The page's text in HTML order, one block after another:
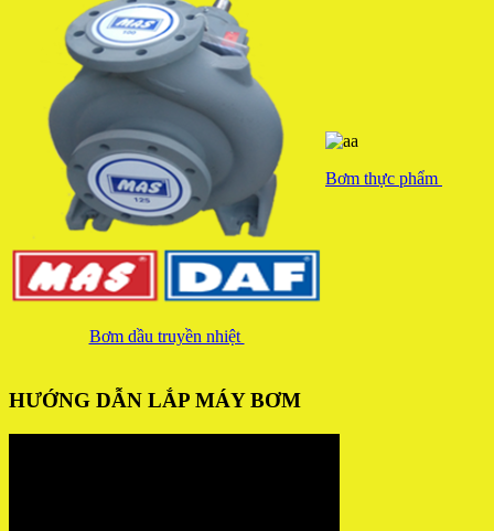
Bơm dầu truyền nhiệt
Bơm thực phẩm
HƯỚNG DẪN LẮP MÁY BƠM